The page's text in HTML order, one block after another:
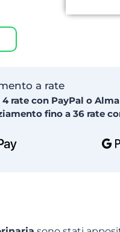
a rate
4 rate con PayPal o Alma
fino a 36 rate